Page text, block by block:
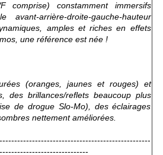
comprise) constamment immersifs
avant-arrière-droite-gauche-hauteur
amples et riches en effets
une référence est née !
(oranges, jaunes et rouges) et
des brillances/reflets beaucoup plus
de drogue Slo-Mo), des éclairages
nettement améliorées.